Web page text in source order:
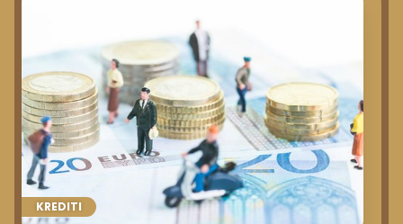
KREDITI